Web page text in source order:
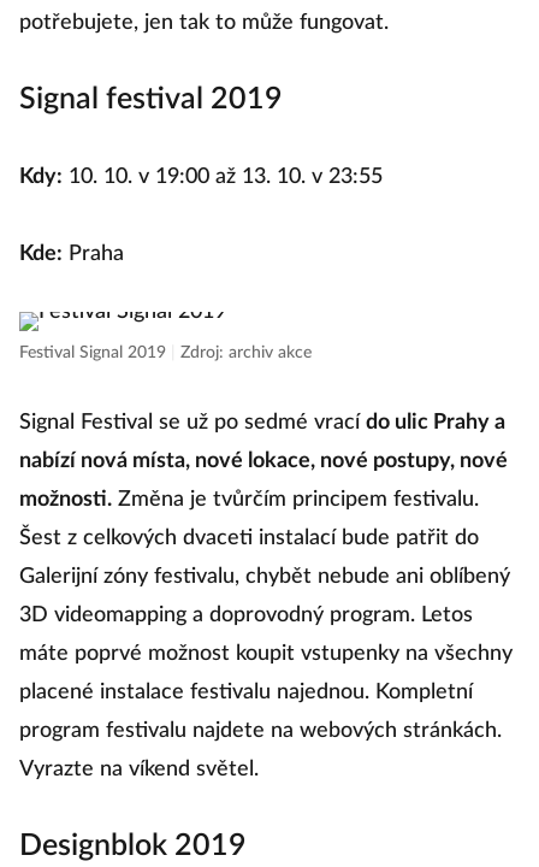
potřebujete, jen tak to může fungovat.
Signal festival 2019
Kdy: 10. 10. v 19:00 až 13. 10. v 23:55
Kde: Praha
Festival Signal 2019 Zdroj: archiv akce
Signal Festival se už po sedmé vrací do ulic Prahy a
nabízí nová místa, nové lokace, nové postupy, nové
možnosti. Změna je tvůrčím principem festivalu.
Šest z celkových dvaceti instalací bude patřit do
Galerijní zóny festivalu, chybět nebude ani oblíbený
3D videomapping a doprovodný program. Letos
máte poprvé možnost koupit vstupenky na všechny
placené instalace festivalu najednou. Kompletní
program festivalu najdete na webových stránkách.
Vyrazte na víkend světel.
Designblok 2019